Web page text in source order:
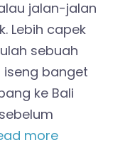
jalan-jalan
Lebih capek
sebuah
banget
ke Bali
more